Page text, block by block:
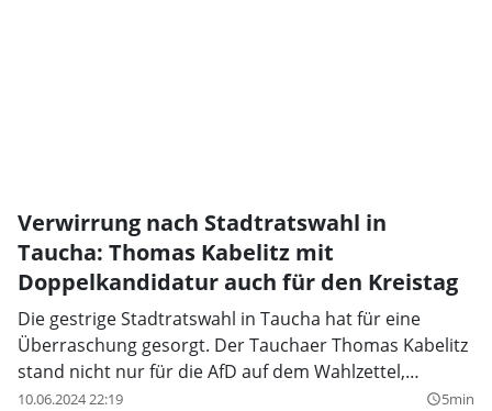
Verwirrung nach Stadtratswahl in
Taucha: Thomas Kabelitz mit
Doppelkandidatur auch für den Kreistag
Die gestrige Stadtratswahl in Taucha hat für eine
Überraschung gesorgt. Der Tauchaer Thomas Kabelitz
stand nicht nur für die AfD auf dem Wahlzettel,
sondern auch für die Freien Sachsen im Kreistag
10.06.2024 22:19 query_builder5min